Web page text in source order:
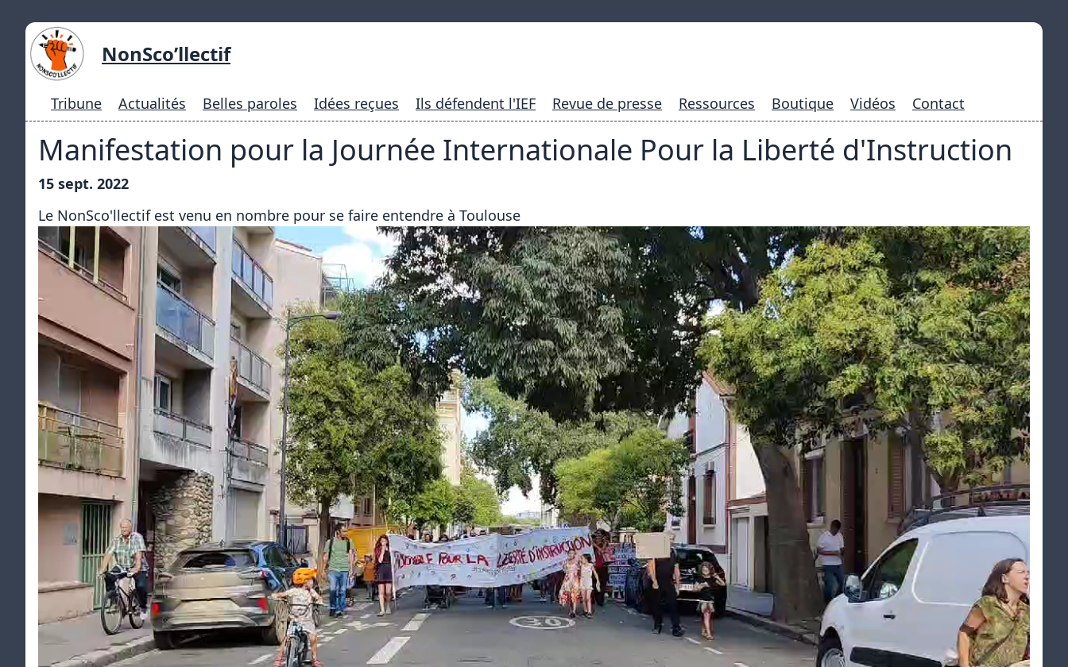
NonSco’llectif
Tribune Actualités Belles paroles Idées reçues Ils défendent l'IEF Revue de presse Ressources Boutique Vidéos Contact
Manifestation pour la Journée Internationale Pour la Liberté d'Instruction
15 sept. 2022
Le NonSco'llectif est venu en nombre pour se faire entendre à Toulouse